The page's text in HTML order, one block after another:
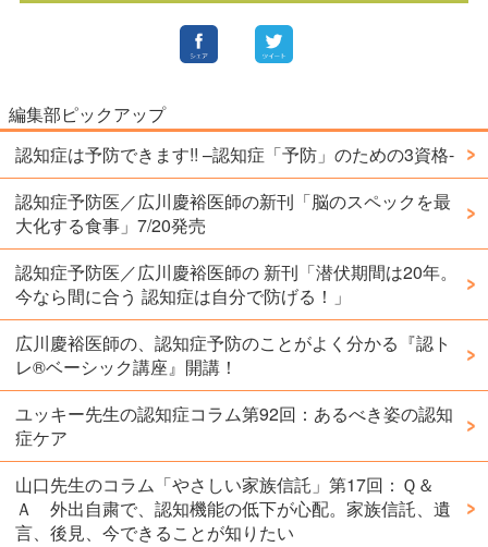
編集部ピックアップ
認知症は予防できます!! –認知症「予防」のための3資格-
認知症予防医／広川慶裕医師の新刊「脳のスペックを最
大化する食事」7/20発売
認知症予防医／広川慶裕医師の 新刊「潜伏期間は20年。
今なら間に合う 認知症は自分で防げる！」
広川慶裕医師の、認知症予防のことがよく分かる『認ト
レ®️ベーシック講座』開講！
ユッキー先生の認知症コラム第92回：あるべき姿の認知
症ケア
山口先生のコラム「やさしい家族信託」第17回：Ｑ＆
Ａ 外出自粛で、認知機能の低下が心配。家族信託、遺
言、後見、今できることが知りたい